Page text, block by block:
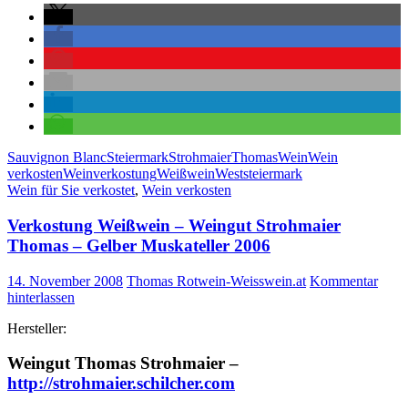
Sauvignon BlancSteiermarkStrohmaierThomasWeinWein
verkostenWeinverkostungWeißweinWeststeiermark
Wein für Sie verkostet, Wein verkosten
Verkostung Weißwein – Weingut Strohmaier
Thomas – Gelber Muskateller 2006
14. November 2008 Thomas Rotwein-Weisswein.at Kommentar
hinterlassen
Hersteller:
Weingut Thomas Strohmaier –
http://strohmaier.schilcher.com